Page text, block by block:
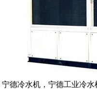
宁德冷水机，宁德工业冷